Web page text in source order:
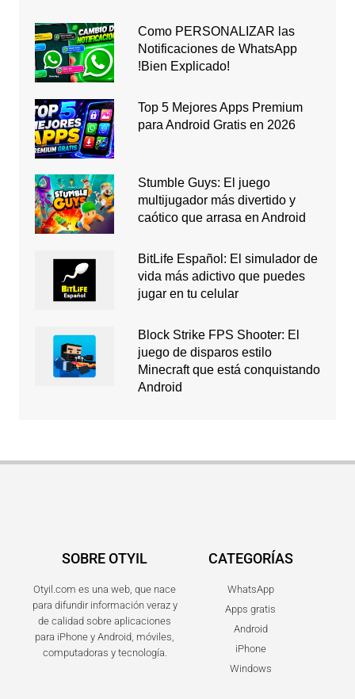
Como PERSONALIZAR las
Notificaciones de WhatsApp
!Bien Explicado!
Top 5 Mejores Apps Premium
para Android Gratis en 2026
Stumble Guys: El juego
multijugador más divertido y
caótico que arrasa en Android
BitLife Español: El simulador de
vida más adictivo que puedes
jugar en tu celular
Block Strike FPS Shooter: El
juego de disparos estilo
Minecraft que está conquistando
Android
SOBRE OTYIL
Otyil.com es una web, que nace
para difundir información veraz y
de calidad sobre aplicaciones
para iPhone y Android, móviles,
computadoras y tecnología.
CATEGORÍAS
WhatsApp
Apps gratis
Android
iPhone
Windows